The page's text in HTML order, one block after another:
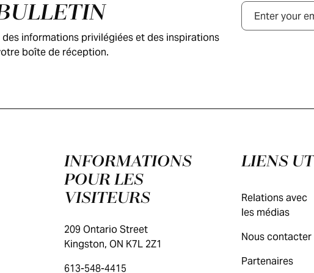
informations privilégiées et des inspirations
boîte de réception.
Courriel
INFORMATIONS
POUR LES
VISITEURS
209 Ontario Street
Kingston, ON K7L 2Z1
613-548-4415
LIENS
Relations avec
les médias
Nous contacter
Partenaires